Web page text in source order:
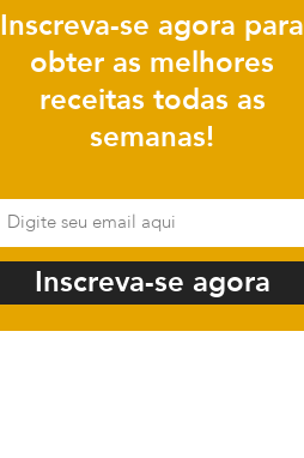
Inscreva-se agora para
obter as melhores
receitas todas as
semanas!
Inscreva-se agora